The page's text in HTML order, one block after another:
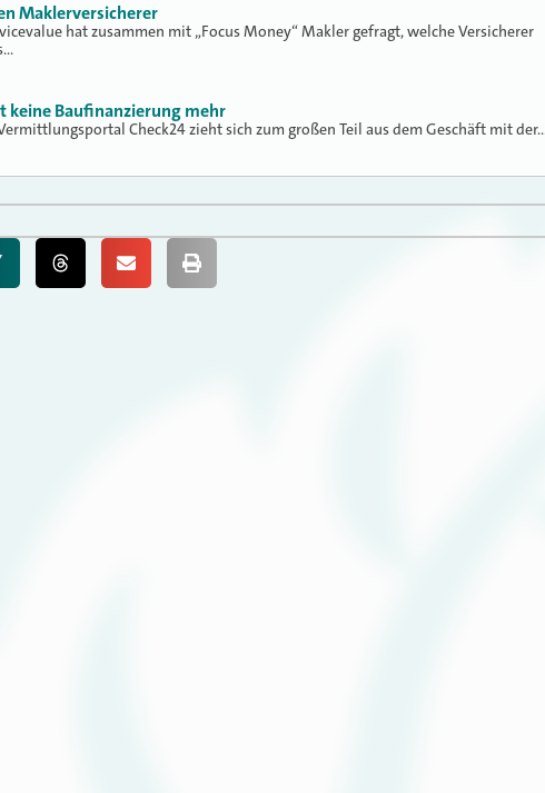
Maklerversicherer
hat zusammen mit „Focus Money“ Makler gefragt, welche Versicherer
keine Baufinanzierung mehr
Check24 zieht sich zum großen Teil aus dem Geschäft mit